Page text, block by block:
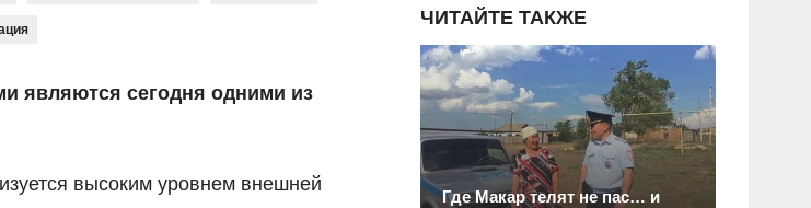
являются сегодня одними из
высоким уровнем внешней
ЧИТАЙТЕ ТАКЖЕ
Где Макар телят не пас… и